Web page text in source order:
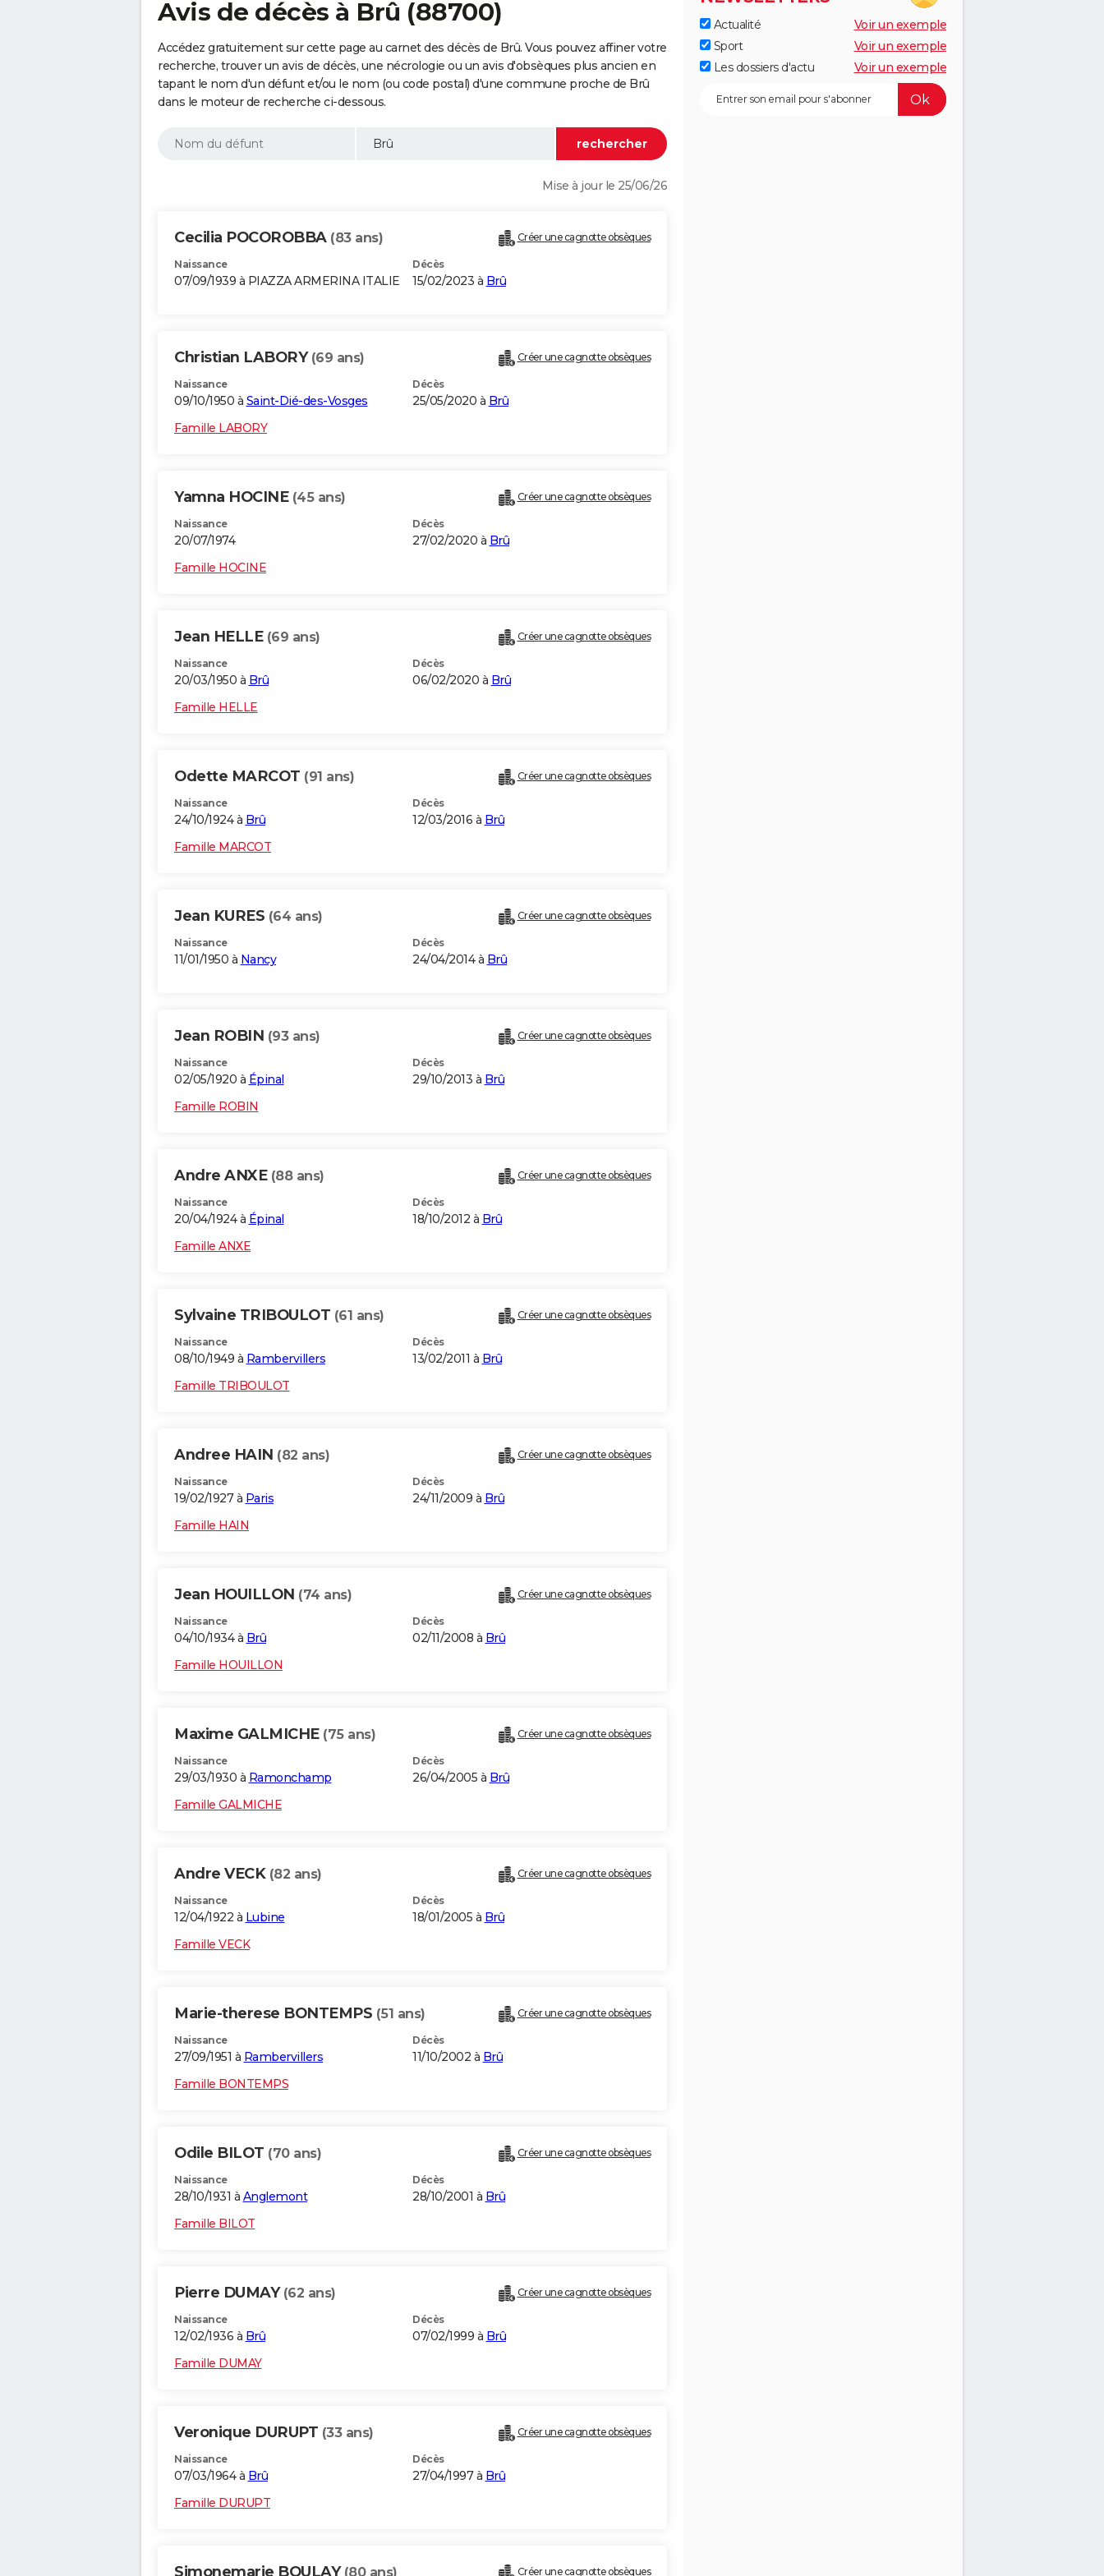
Avis de décès à Brû (88700)
Accédez gratuitement sur cette page au carnet des décès de Brû. Vous pouvez affiner votre
recherche, trouver un avis de décès, une nécrologie ou un avis d'obsèques plus ancien en
tapant le nom d'un défunt et/ou le nom (ou code postal) d'une commune proche de Brû
dans le moteur de recherche ci-dessous.
Mise à jour le 25/06/26
Cecilia POCOROBBA (83 ans) Créer une cagnotte obsèques
Naissance
07/09/1939 à PIAZZA ARMERINA ITALIE
Décès
15/02/2023 à Brû
Christian LABORY (69 ans) Créer une cagnotte obsèques
Naissance
09/10/1950 à Saint-Dié-des-Vosges
Décès
25/05/2020 à Brû
Famille LABORY
Yamna HOCINE (45 ans) Créer une cagnotte obsèques
Naissance
20/07/1974
Décès
27/02/2020 à Brû
Famille HOCINE
Jean HELLE (69 ans) Créer une cagnotte obsèques
Naissance
20/03/1950 à Brû
Décès
06/02/2020 à Brû
Famille HELLE
Odette MARCOT (91 ans) Créer une cagnotte obsèques
Naissance
24/10/1924 à Brû
Décès
12/03/2016 à Brû
Famille MARCOT
Jean KURES (64 ans) Créer une cagnotte obsèques
Naissance
11/01/1950 à Nancy
Décès
24/04/2014 à Brû
Jean ROBIN (93 ans) Créer une cagnotte obsèques
Naissance
02/05/1920 à Épinal
Décès
29/10/2013 à Brû
Famille ROBIN
Andre ANXE (88 ans) Créer une cagnotte obsèques
Naissance
20/04/1924 à Épinal
Décès
18/10/2012 à Brû
Famille ANXE
Sylvaine TRIBOULOT (61 ans) Créer une cagnotte obsèques
Naissance
08/10/1949 à Rambervillers
Décès
13/02/2011 à Brû
Famille TRIBOULOT
Andree HAIN (82 ans) Créer une cagnotte obsèques
Naissance
19/02/1927 à Paris
Décès
24/11/2009 à Brû
Famille HAIN
Jean HOUILLON (74 ans) Créer une cagnotte obsèques
Naissance
04/10/1934 à Brû
Décès
02/11/2008 à Brû
Famille HOUILLON
Maxime GALMICHE (75 ans) Créer une cagnotte obsèques
Naissance
29/03/1930 à Ramonchamp
Décès
26/04/2005 à Brû
Famille GALMICHE
Andre VECK (82 ans) Créer une cagnotte obsèques
Naissance
12/04/1922 à Lubine
Décès
18/01/2005 à Brû
Famille VECK
Marie-therese BONTEMPS (51 ans) Créer une cagnotte obsèques
Naissance
27/09/1951 à Rambervillers
Décès
11/10/2002 à Brû
Famille BONTEMPS
Odile BILOT (70 ans) Créer une cagnotte obsèques
Naissance
28/10/1931 à Anglemont
Décès
28/10/2001 à Brû
Famille BILOT
Pierre DUMAY (62 ans) Créer une cagnotte obsèques
Naissance
12/02/1936 à Brû
Décès
07/02/1999 à Brû
Famille DUMAY
Veronique DURUPT (33 ans) Créer une cagnotte obsèques
Naissance
07/03/1964 à Brû
Décès
27/04/1997 à Brû
Famille DURUPT
Simonemarie BOULAY (80 ans) Créer une cagnotte obsèques
Actualité
Voir un exemple
Sport
Voir un exemple
Les dossiers d'actu
Voir un exemple